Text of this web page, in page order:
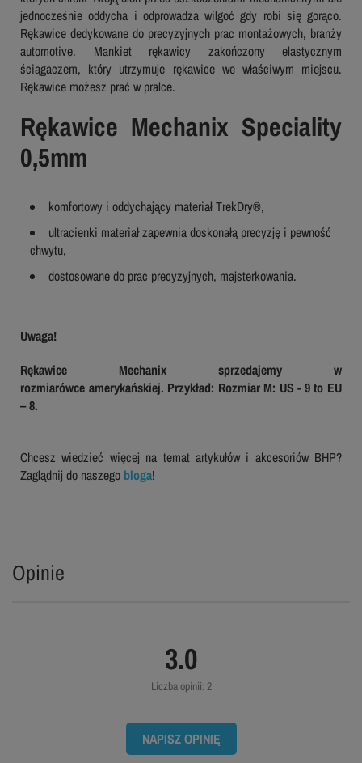
jednocześnie oddycha i odprowadza wilgoć gdy robi się gorąco.
Rękawice dedykowane do precyzyjnych prac montażowych, branży
automotive. Mankiet rękawicy zakończony elastycznym
ściągaczem, który utrzymuje rękawice we właściwym miejscu.
Rękawice możesz prać w pralce.
Rękawice Mechanix Speciality
0,5mm
komfortowy i oddychający materiał TrekDry®,
ultracienki materiał zapewnia doskonałą precyzję i pewność
chwytu,
dostosowane do prac precyzyjnych, majsterkowania.
Uwaga!
Rękawice Mechanix sprzedajemy w
rozmiarówce amerykańskiej. Przykład: Rozmiar M: US - 9 to EU
– 8.
Chcesz wiedzieć więcej na temat artykułów i akcesoriów BHP?
Zaglądnij do naszego bloga!
Opinie
3.0
Liczba opinii: 2
NAPISZ OPINIĘ